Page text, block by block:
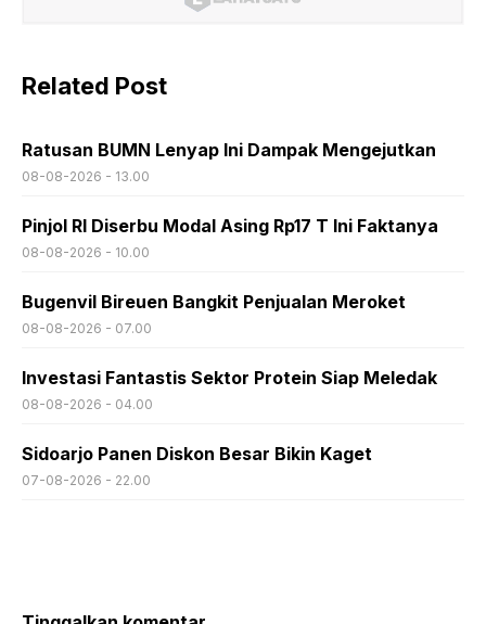
Related Post
Ratusan BUMN Lenyap Ini Dampak Mengejutkan
08-08-2026 - 13.00
Pinjol RI Diserbu Modal Asing Rp17 T Ini Faktanya
08-08-2026 - 10.00
Bugenvil Bireuen Bangkit Penjualan Meroket
08-08-2026 - 07.00
Investasi Fantastis Sektor Protein Siap Meledak
08-08-2026 - 04.00
Sidoarjo Panen Diskon Besar Bikin Kaget
07-08-2026 - 22.00